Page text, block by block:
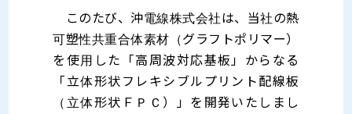
このたび、沖電線株式会社は、当社の熱
可塑性共重合体素材（グラフトポリマー）
を使用した「高周波対応基板」からなる
「立体形状フレキシブルプリント配線板
（立体形状ＦＰＣ）」を開発いたしまし